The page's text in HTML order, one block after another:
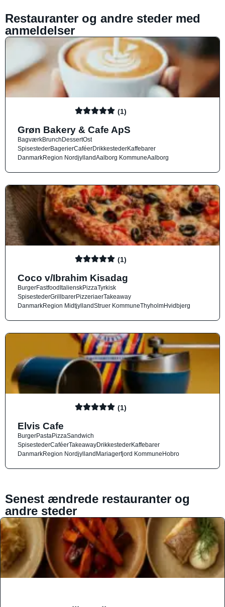
Restauranter og andre steder med
anmeldelser
(1)
Grøn Bakery & Cafe ApS
BagværkBrunchDessertOst
SpisestederBagerierCaféerDrikkestederKaffebarer
DanmarkRegion NordjyllandAalborg KommuneAalborg
(1)
Coco v/Ibrahim Kisadag
BurgerFastfoodItalienskPizzaTyrkisk
SpisestederGrillbarerPizzeriaerTakeaway
DanmarkRegion MidtjyllandStruer KommuneThyholmHvidbjerg
(1)
Elvis Cafe
BurgerPastaPizzaSandwich
SpisestederCaféerTakeawayDrikkestederKaffebarer
DanmarkRegion NordjyllandMariagerfjord KommuneHobro
Senest ændrede restauranter og
andre steder